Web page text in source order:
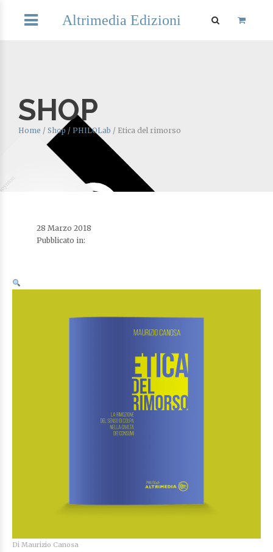
Altrimedia Edizioni
SHOP
Home / Shop / PHILOLab / Etica del rimorso
28 Marzo 2018
Pubblicato in:
Di Maurizio Canosa